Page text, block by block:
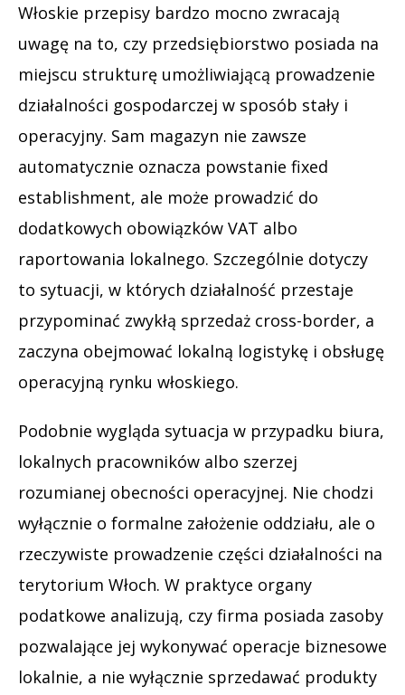
Włoskie przepisy bardzo mocno zwracają
uwagę na to, czy przedsiębiorstwo posiada na
miejscu strukturę umożliwiającą prowadzenie
działalności gospodarczej w sposób stały i
operacyjny. Sam magazyn nie zawsze
automatycznie oznacza powstanie fixed
establishment, ale może prowadzić do
dodatkowych obowiązków VAT albo
raportowania lokalnego. Szczególnie dotyczy
to sytuacji, w których działalność przestaje
przypominać zwykłą sprzedaż cross-border, a
zaczyna obejmować lokalną logistykę i obsługę
operacyjną rynku włoskiego.
Podobnie wygląda sytuacja w przypadku biura,
lokalnych pracowników albo szerzej
rozumianej obecności operacyjnej. Nie chodzi
wyłącznie o formalne założenie oddziału, ale o
rzeczywiste prowadzenie części działalności na
terytorium Włoch. W praktyce organy
podatkowe analizują, czy firma posiada zasoby
pozwalające jej wykonywać operacje biznesowe
lokalnie, a nie wyłącznie sprzedawać produkty